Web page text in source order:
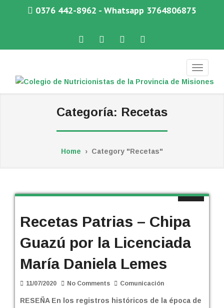
0376 442-8962 - Whatsapp 3764806875
FacebookTwitterInstagramWhatsApp
COLEGIO DE NUTRICIONISTAS DE LA PROVINCIA DE MISIONES
Categoría: Recetas
Home › Category "Recetas"
Recetas Patrias – Chipa
Guazú por la Licenciada
María Daniela Lemes
11/07/2020 No Comments Comunicación
RESEÑA En los registros históricos de la época de